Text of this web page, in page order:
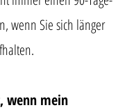
wenn Sie sich länger
wenn mein